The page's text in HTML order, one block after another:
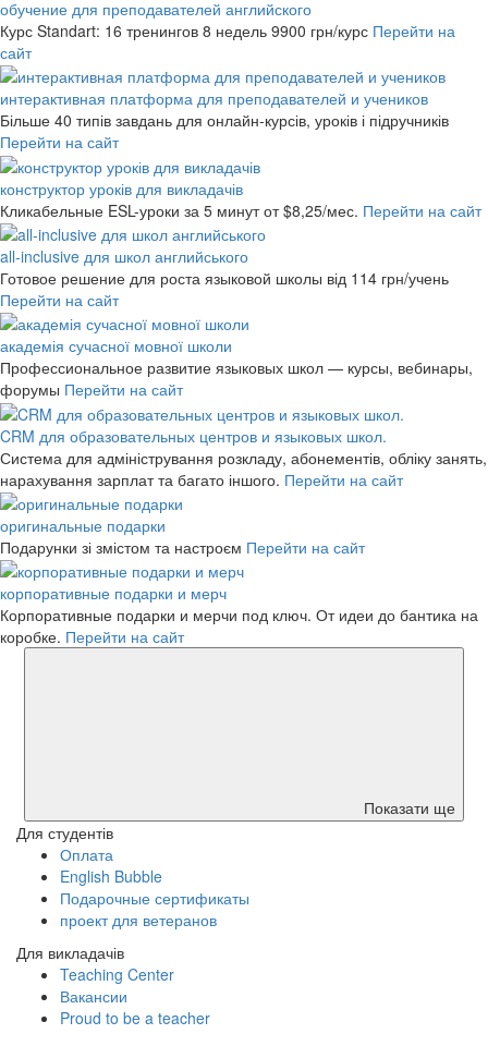
обучение для преподавателей английского
Курс Standart: 16 тренингов 8 недель 9900 грн/курс Перейти на
сайт
интерактивная платформа для преподавателей и учеников
Більше 40 типів завдань для онлайн-курсів, уроків і підручників
Перейти на сайт
конструктор уроків для викладачів
Кликабельные ESL-уроки за 5 минутот $8,25/мес. Перейти на сайт
all-inclusive для школ английського
Готовое решение для роста языковой школы від 114 грн/учень
Перейти на сайт
академія сучасної мовної школи
Профессиональное развитие языковых школ — курсы, вебинары,
форумы Перейти на сайт
CRM для образовательных центров и языковых школ.
Система для адміністрування розкладу, абонементів, обліку занять,
нарахування зарплат та багато іншого. Перейти на сайт
оригинальные подарки
Подарунки зі змістом та настроєм Перейти на сайт
корпоративные подарки и мерч
Корпоративные подарки и мерчи под ключ. От идеи до бантика на
коробке. Перейти на сайт
Показати ще
Для студентів
Оплата
English Bubble
Подарочные сертификаты
проект для ветеранов
Для викладачів
Teaching Center
Вакансии
Proud to be a teacher